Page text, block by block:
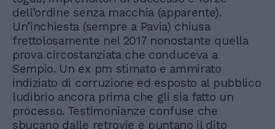
dell’ordine senza macchia (apparente).
Un’inchiesta (sempre a Pavia) chiusa
frettolosamente nel 2017 nonostante quella
prova circostanziata che conduceva a
Sempio. Un ex pm stimato e ammirato
indiziato di corruzione ed esposto al pubblico
ludibrio ancora prima che gli sia fatto un
processo. Testimonianze confuse che
sbucano dalle retrovie e puntano il dito